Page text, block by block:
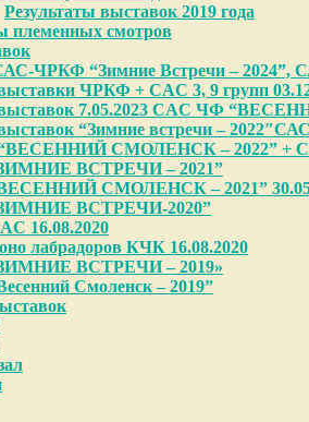
Результаты выставок 2019 года
племенных смотров
ЧРКФ “Зимние Встречи – 2024”,
ЧРКФ + CAC 3, 9 групп
7.05.2023 CAC ЧФ
“Зимние встречи –
“ВЕСЕННИЙ СМОЛЕНСК – 2022” +
ВСТРЕЧИ – 2021”
СМОЛЕНСК – 2021”
ВСТРЕЧИ-2020”
16.08.2020
лабрадоров КЧК 16.08.2020
ВСТРЕЧИ – 2019»
Смоленск – 2019”